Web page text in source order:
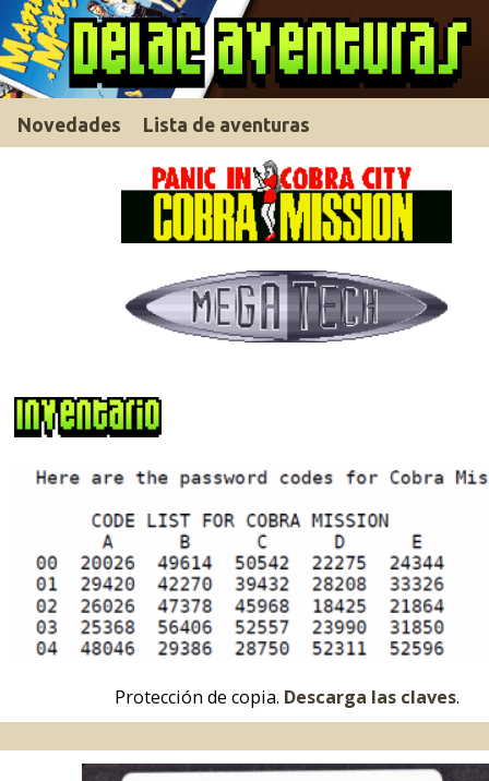
Novedades Lista de aventuras
Protección de copia. Descarga las claves.